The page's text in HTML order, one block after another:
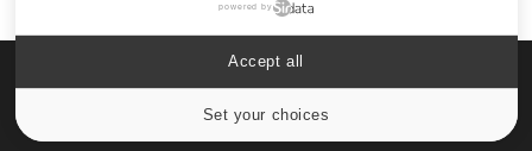
powered by
Set your choices
Accept all